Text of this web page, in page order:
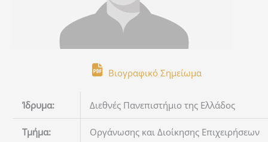
Βιογραφικό Σημείωμα
Ίδρυμα: Διεθνές Πανεπιστήμιο της Ελλάδος
Τμήμα: Οργάνωσης και Διοίκησης Επιχειρήσεων